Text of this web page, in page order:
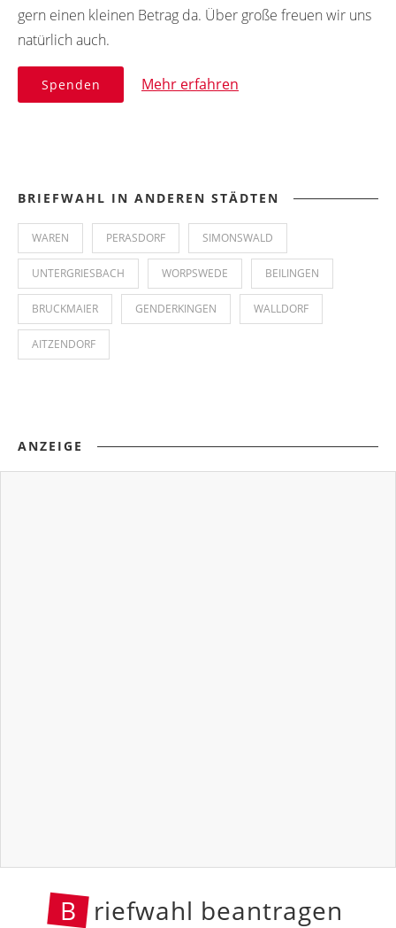
gern einen kleinen Betrag da. Über große freuen wir uns
natürlich auch.
Spenden Mehr erfahren
BRIEFWAHL IN ANDEREN STÄDTEN
WAREN PERASDORF SIMONSWALD
UNTERGRIESBACH WORPSWEDE BEILINGEN
BRUCKMAIER GENDERKINGEN WALLDORF
AITZENDORF
ANZEIGE
B riefwahl beantragen